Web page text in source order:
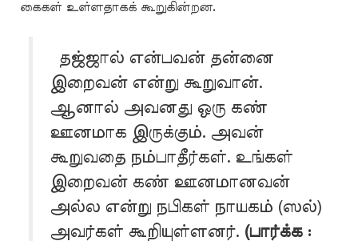
கைகள் உள்ளதாகக் கூறுகின்றன.
தஜ்ஜால் என்பவன் தன்னை
இறைவன் என்று கூறுவான்.
ஆனால் அவனது ஒரு கண்
ஊனமாக இருக்கும். அவன்
கூறுவதை நம்பாதீர்கள். உங்கள்
இறைவன் கண் ஊனமானவன்
அல்ல என்று நபிகள் நாயகம் (ஸல்)
அவர்கள் கூறியுள்ளனர். (பார்க்க :